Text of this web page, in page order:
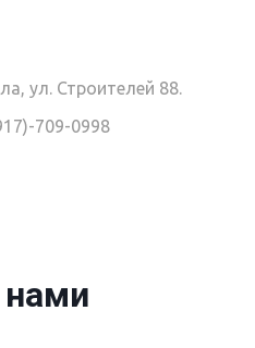
ул. Строителей 88.
709-0998